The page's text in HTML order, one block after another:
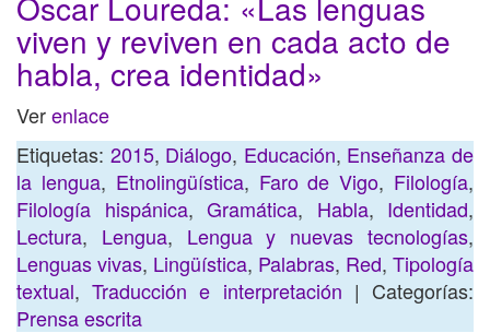
viven y reviven en cada acto de
habla, crea identidad»
Verenlace
Etiquetas: 2015, Diálogo, Educación, Enseñanza de
la lengua, Etnolingüística, Faro de Vigo, Filología,
Filología hispánica, Gramática, Habla, Identidad,
Lectura, Lengua, Lengua y nuevas tecnologías,
Lenguas vivas, Lingüística, Palabras, Red, Tipología
textual,Traducción e interpretación | Categorías:
Prensa escrita